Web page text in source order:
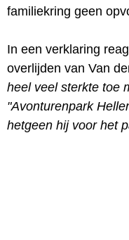
familiekring geen
In een verklaring
overlijden van Van
heel veel sterkte toe
"Avonturenpark
hetgeen hij voor het